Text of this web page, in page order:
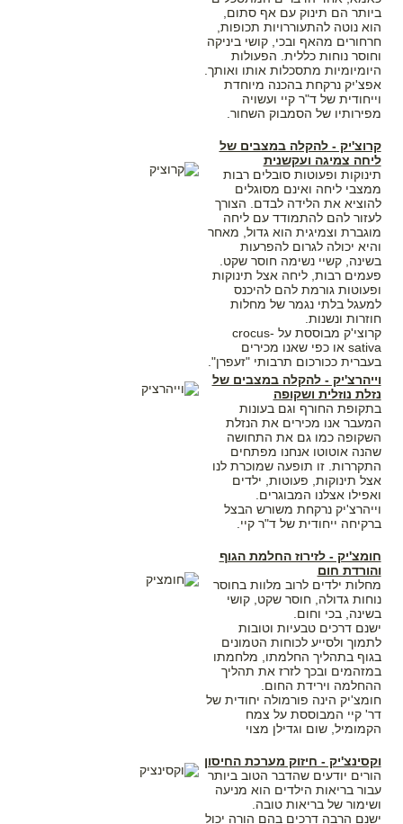
ביותר הם תינוק עם אף סתום,
הוא נוטה להתעוררויות תכופות,
חרחורים מהאף ובכי, קושי ביניקה
וחוסר נוחות כללית. הפעולות
היומיומיות מתסכלות אותו ואותך.
אפצ'יק נרקחת בהכנה מיוחדת
וייחודית של ד"ר קיי ועשויה
מפירותיו של הסמבוק השחור.
קרוצ'יק - להקלה במצבים של
ליחה צמיגה ועקשנית
תינוקות ופעוטות סובלים רבות
ממצבי ליחה ואינם מסוגלים
להוציא את הלידה לבדם. הצורך
לעזור להם להתמודד עם ליחה
מוגברת וצמיגית הוא גדול, מאחר
והיא יכולה לגרום להפרעות
בשינה, קשיי נשימה חוסר שקט.
פעמים רבות, ליחה אצל תינוקות
ופעוטות גורמת להם להיכנס
למעגל בלתי נגמר של מחלות
חוזרות ונשנות.
קרוצי'ק מבוססת על crocus-
sativa או כפי שאנו מכירים
בעברית ככורכום תרבותי "זעפרן".
וייהרצ'יק - להקלה במצבים של
נזלת נוזלית ושקופה
בתקופת החורף וגם בעונות
המעבר אנו מכירים את הנזלת
השקופה כמו גם את התחושה
שהנה אוטוטו אנחנו מפתחים
התקררות. זו תופעה שמוכרת לנו
אצל תינוקות, פעוטות, ילדים
ואפילו אצלנו המבוגרים.
וייהרצ'יק נרקחת משורש הבצל
ברקיחה ייחודית של ד"ר קיי.
חומצ'יק - לזירוז החלמת הגוף
והורדת חום
מחלות ילדים לרוב מלוות בחוסר
נוחות גדולה, חוסר שקט, קושי
בשינה, בכי וחום.
ישנם דרכים טבעיות וטובות
לתמוך ולסייע לכוחות הטמונים
בגוף בתהליך החלמתו, מלחמתו
במזהמים ובכך לזרז את תהליך
ההחלמה וירידת החום.
חומצ'יק הינה פורמולה יחודית של
דר' קיי המבוססת על צמח
הקמומיל, שום וגדילן מצוי
וקסינצ'יק - חיזוק מערכת החיסון
הורים יודעים שהדבר הטוב ביותר
עבור בריאות הילדים הוא מניעה
ושימור של בריאות טובה.
ישנם הרבה דרכים בהם הורה יכול